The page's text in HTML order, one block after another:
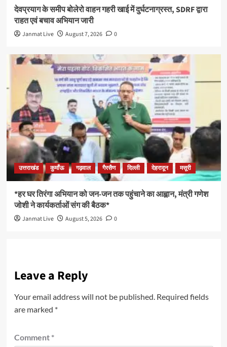
देवप्रयाग के समीप बोलेरो वाहन गहरी खाई में दुर्घटनाग्रस्त, SDRF द्वारा
राहत एवं बचाव अभियान जारी
Janmat Live August 7, 2026 0
उत्तराखंड कुमाँऊ गढ़वाल गैरसैण दिल्ली देहरादून मसूरी
*हर घर तिरंगा अभियान को जन-जन तक पहुंचाने का आह्वान, मंत्री गणेश
जोशी ने कार्यकर्ताओं संग की बैठक*
Janmat Live August 5, 2026 0
Leave a Reply
Your email address will not be published. Required fields
are marked *
Comment *